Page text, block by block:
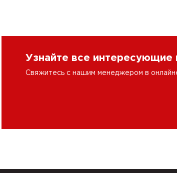
Узнайте все интересующие
Свяжитесь с нашим менеджером в